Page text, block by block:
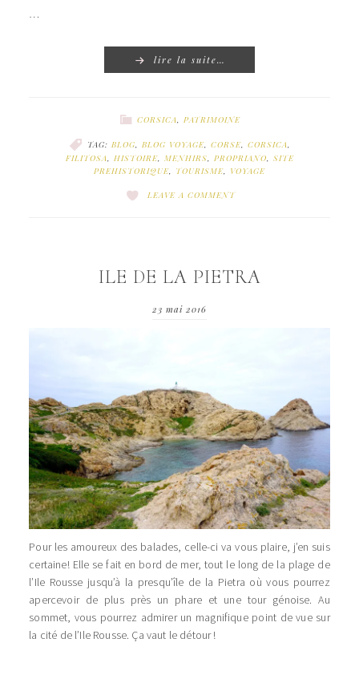
…
lire la suite…
CORSICA, PATRIMOINE
TAG: BLOG, BLOG VOYAGE, CORSE, CORSICA,
FILITOSA, HISTOIRE, MENHIRS, PROPRIANO, SITE
PREHISTORIQUE, TOURISME, VOYAGE
LEAVE A COMMENT
ILE DE LA PIETRA
23 mai 2016
Pour les amoureux des balades, celle-ci va vous plaire, j’en suis
certaine! Elle se fait en bord de mer, tout le long de la plage de
l’Ile Rousse jusqu’à la presqu’île de la Pietra où vous pourrez
apercevoir de plus près un phare et une tour génoise. Au
sommet, vous pourrez admirer un magnifique point de vue sur
la cité de l’Ile Rousse. Ça vaut le détour !